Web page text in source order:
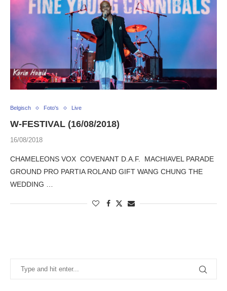
Belgisch Foto's Live
W-FESTIVAL (16/08/2018)
16/08/2018
CHAMELEONS VOX COVENANT D.A.F. MACHIAVEL PARADE
GROUND PRO PARTIA ROLAND GIFT WANG CHUNG THE
WEDDING …